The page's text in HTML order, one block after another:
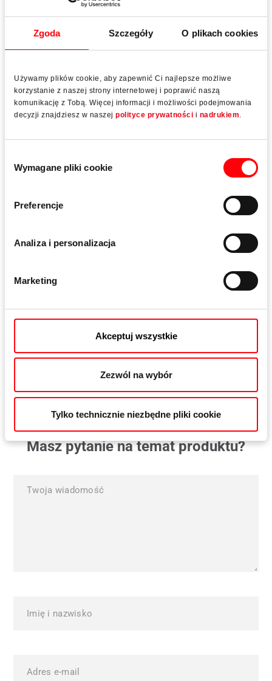
Zgoda Szczegóły O plikach cookies
Używamy plików cookie, aby zapewnić Ci najlepsze możliwe
korzystanie z naszej strony internetowej i poprawić naszą
komunikację z Tobą. Więcej informacji i możliwości podejmowania
decyzji znajdziesz w naszej polityce prywatności i nadrukiem
zgody
Wymagane pliki cookie
Preferencje
Analiza i personalizacja
Marketing
Akceptuj wszystkie
Zezwól na wybór
Tylko technicznie niezbędne pliki cookie
katalogi, prospekty...
Galeria zdjęć
Masz pytanie na temat produktu?